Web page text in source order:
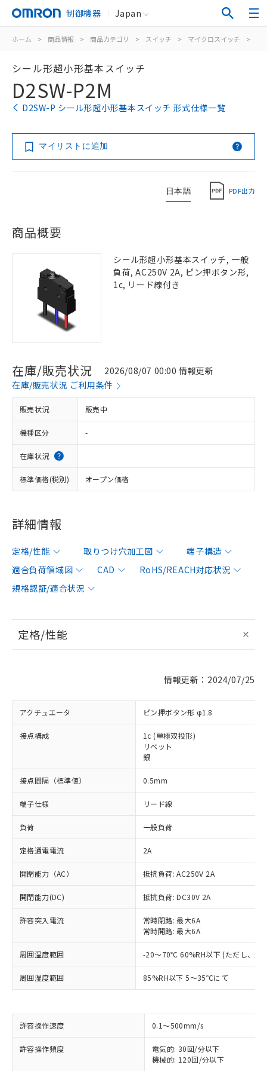
制御機器 Japan
ホーム > 商品情報 > 商品カテゴリ > スイッチ > マイクロスイッチ >
シール形超小形基本スイッチ
D2SW-P2M
D2SW-P シール形超小形基本スイッチ 形式仕様一覧
マイリストに追加
日本語 PDF出力
商品概要
シール形超小形基本スイッチ, 一般
負荷, AC250V 2A, ピン押ボタン形,
1c, リード線付き
在庫/販売状況
2026/08/07 00:00 情報更新
在庫/販売状況 ご利用条件
販売状況 販売中
機種区分 -
在庫状況
標準価格(税別) オープン価格
詳細情報
定格/性能 取りつけ穴加工図
端子構造
適合負荷領域図
CAD
RoHS/REACH対応状況
規格認証/適合状況
定格/性能
情報更新：2024/07/25
アクチュエータ ピン押ボタン形 φ1.8
接点構成
1c (単極双投形)
リベット
銀
接点間隔（標準値） 0.5mm
端子仕様 リード線
負荷 一般負荷
定格通電電流 2A
開閉能力（AC） 抵抗負荷: AC250V 2A
開閉能力(DC) 抵抗負荷: DC30V 2A
許容突入電流
常時閉路: 最大6A
常時開路: 最大6A
周囲温度範囲 -20～70℃ 60%RH以下 (ただし、氷
周囲湿度範囲 85%RH以下 5～35℃にて
許容操作速度 0.1～500mm/s
許容操作頻度
電気的: 30回/分以下
機械的: 120回/分以下
※1 対応状況
対応済み：EU RoHS指令（10物質）の
非含有に対応した製品が提供可能な商品で